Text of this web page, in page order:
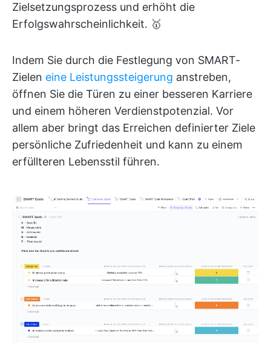
Zielsetzungsprozess und erhöht die
Erfolgswahrscheinlichkeit. 🥇
Indem Sie durch die Festlegung von SMART-
Zielen eine Leistungssteigerung anstreben,
öffnen Sie die Türen zu einer besseren Karriere
und einem höheren Verdienstpotenzial. Vor
allem aber bringt das Erreichen definierter Ziele
persönliche Zufriedenheit und kann zu einem
erfüllteren Lebensstil führen.